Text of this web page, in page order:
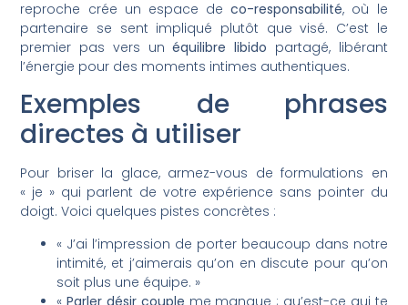
reproche crée un espace deco-responsabilité, où le
partenaire se sent impliqué plutôt que visé. C’est le
premier pas vers unéquilibre libido partagé, libérant
l’énergie pour des moments intimes authentiques.
Exemples de phrases
directes à utiliser
Pour briser la glace, armez-vous de formulations en
« je » qui parlent de votre expérience sans pointer du
doigt. Voici quelques pistes concrètes :
« J’ai l’impression de porter beaucoup dans notre
intimité, et j’aimerais qu’on en discute pour qu’on
soit plus une équipe. »
«Parler désir couple me manque ; qu’est-ce qui te